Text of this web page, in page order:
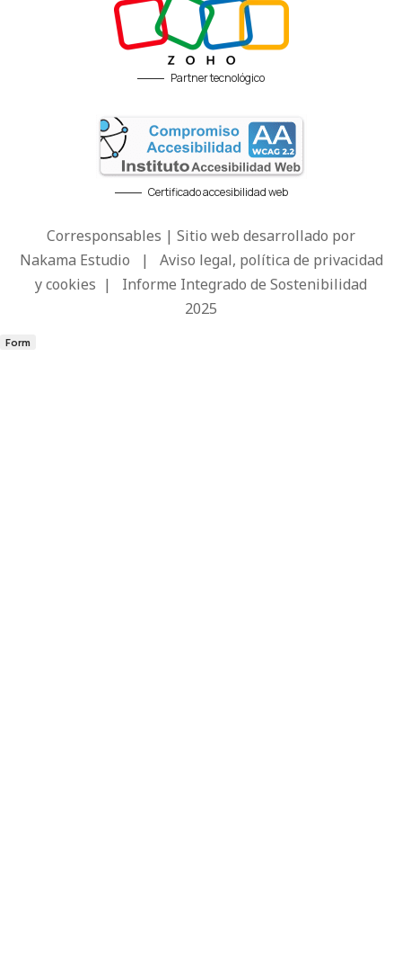
Partner tecnológico
Certificado accesibilidad web
Corresponsables | Sitio web desarrollado por
Nakama Estudio | Aviso legal, política de privacidad
y cookies | Informe Integrado de Sostenibilidad
2025
Form